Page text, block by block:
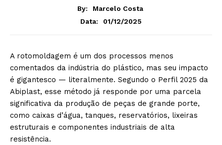
By:
Marcelo Costa
Data:
01/12/2025
A rotomoldagem é um dos processos menos
comentados da indústria do plástico, mas seu impacto
é gigantesco — literalmente. Segundo o Perfil 2025 da
Abiplast, esse método já responde por uma parcela
significativa da produção de peças de grande porte,
como caixas d’água, tanques, reservatórios, lixeiras
estruturais e componentes industriais de alta
resistência.